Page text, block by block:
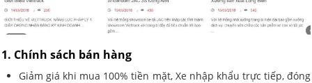
1. Chính sách bán hàng
Giảm giá khi mua 100% tiền mặt, Xe nhập khẩu trực tiếp, đóng